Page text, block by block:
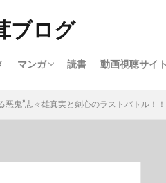
ブログ
マンガ 読書 動画視聴サイ
鬼”志々雄真実と剣心のラストバトル！！